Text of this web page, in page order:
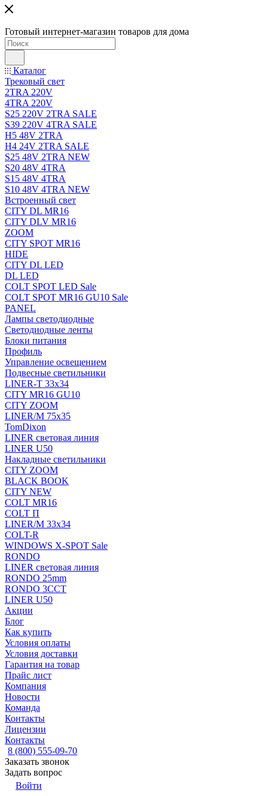
Готовый интернет-магазин товаров для дома
Каталог
Трековый свет
2TRA 220V
4TRA 220V
S25 220V 2TRA SALE
S39 220V 4TRA SALE
H5 48V 2TRA
H4 24V 2TRA SALE
S25 48V 2TRA NEW
S20 48V 4TRA
S15 48V 4TRA
S10 48V 4TRA NEW
Встроенный свет
CITY DL MR16
CITY DLV MR16
ZOOM
CITY SPOT MR16
HIDE
CITY DL LED
DL LED
COLT SPOT LED Sale
COLT SPOT MR16 GU10 Sale
PANEL
Лампы светодиодные
Светодиодные ленты
Блоки питания
Профиль
Управление освещением
Подвесные светильники
LINER-T 33x34
CITY MR16 GU10
CITY ZOOM
LINER/M 75х35
TomDixon
LINER световая линия
LINER U50
Накладные светильники
CITY ZOOM
BLACK BOOK
CITY NEW
COLT MR16
COLT П
LINER/М 33х34
COLT-R
WINDOWS X-SPOT Sale
RONDO
LINER световая линия
RONDO 25mm
RONDO 3CCT
LINER U50
Акции
Блог
Как купить
Условия оплаты
Условия доставки
Гарантия на товар
Прайс лист
Компания
Новости
Команда
Контакты
Лицензии
Контакты
8 (800) 555-09-70
Заказать звонок
Задать вопрос
Войти